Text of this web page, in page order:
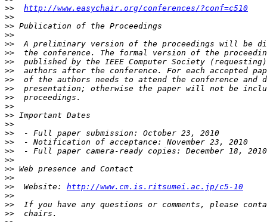
>>
http://www.easychair.org/conferences/?conf=c510
>>
>>
>>
>>
>>
>>
>>
>>
>>
>>
>>
>>
>>
>>
>>
>>
>>
>>
>>
>>
  Website:
http://www.cm.is.ritsumei.ac.jp/c5-10
>>
>>
>>